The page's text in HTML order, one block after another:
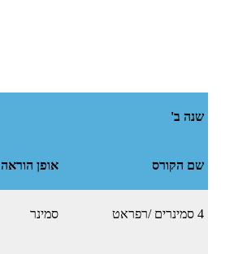
שנה ב'
שם הקורס אופן הוראה
4 סמינרים /רפראט סמינר